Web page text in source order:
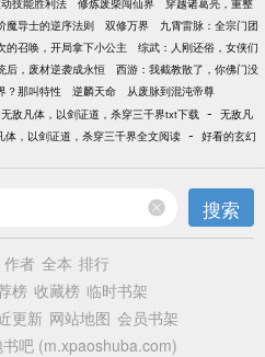
技能胜利法 修炼废柴闯仙界
穿越诸葛亮，重整
魔导士的逆序法则 双修万界
九霄雷脉：全宗门团
的召唤，开局拿下小公主
综武：人刚还俗，女侠们
后，废材逆袭成永恒
西游：我截教散了，你佛门没
？那叫特性 逆麟天命
从废脉到混沌帝尊
无敌凡体，以剑证道，杀穿三千界txt下载 - 无敌凡
体，以剑证道，杀穿三千界全文阅读 - 好看的玄幻
搜索
作者 全本 排行
榜 收藏榜 临时书架
更新 网站地图 会员书架
吧 (m.xpaoshuba.com)